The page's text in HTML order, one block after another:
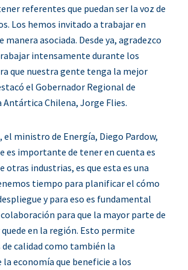
referentes que puedan ser la voz de
Los hemos invitado a trabajar en
manera asociada. Desde ya, agradezco
intensamente durante los
que nuestra gente tenga la mejor
el Gobernador Regional de
Antártica Chilena, Jorge Flies.
el ministro de Energía, Diego Pardow,
es importante de tener en cuenta es
otras industrias, es que esta es una
tiempo para planificar el cómo
y para eso es fundamental
para que la mayor parte de
quede en la región. Esto permite
calidad como también la
economía que beneficie a los